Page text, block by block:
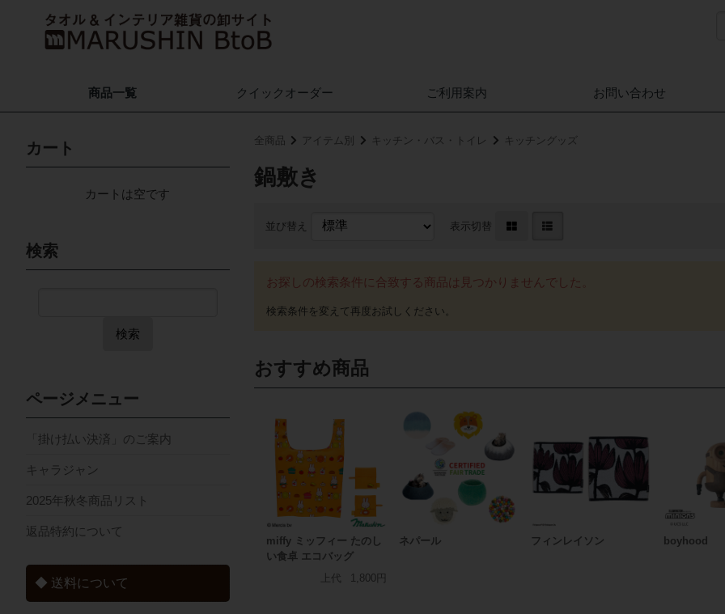
商品一覧 クイック オーダー ご利用案内 お問い合わせ
全商品 アイテム別 キッチン・バス・トイレ キッチングッズ
鍋敷き
並び替え 表示切替
お探しの検索条件に合致する商品は見つかりませんでした。
おすすめ商品
miffy ミッフィー たのし
い食卓 エコバッグ
上代
1,800円
ネパール フィンレイソン boyhood
カート
カートは空です
検索
検索
ページメニュー
「掛け払い決済」のご案内
キャラジャン
2025年秋冬商品リスト
返品特約について
◆ 送料について